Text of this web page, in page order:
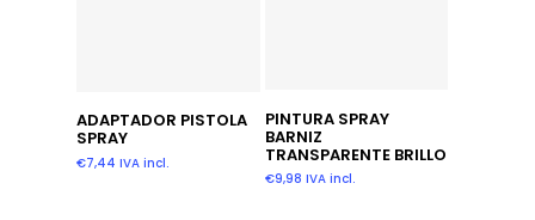
Añadir Al Carrito
ADAPTADOR PISTOLA
SPRAY
€7,44 IVA incl.
Añadir Al Carrito
PINTURA SPRAY
BARNIZ
TRANSPARENTE BRILLO
€9,98 IVA incl.